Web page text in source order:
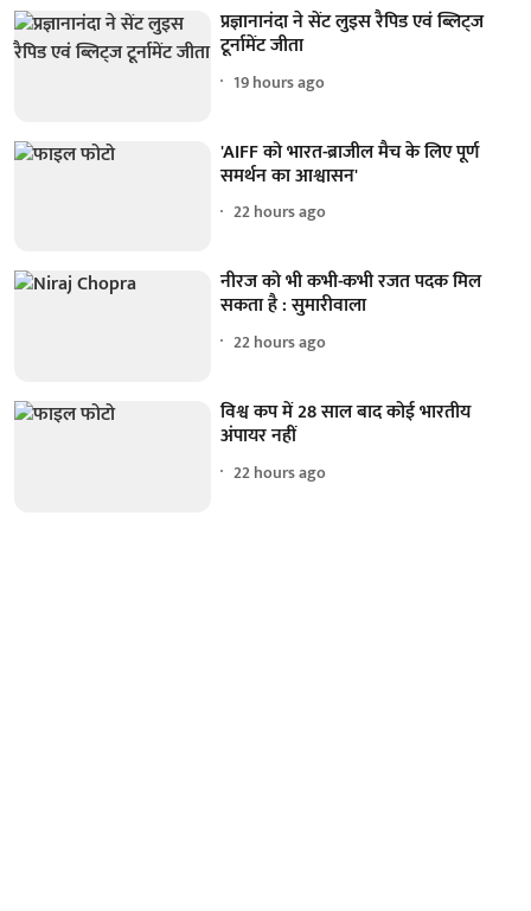
प्रज्ञानानंदा ने सेंट लुइस रैपिड एवं ब्लिट्ज
टूर्नामेंट जीता
19 hours ago
'AIFF को भारत-ब्राजील मैच के लिए पूर्ण
समर्थन का आश्वासन'
22 hours ago
नीरज को भी कभी-कभी रजत पदक मिल
सकता है : सुमारीवाला
22 hours ago
विश्व कप में 28 साल बाद कोई भारतीय
अंपायर नहीं
22 hours ago